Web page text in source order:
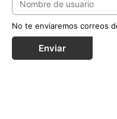
No te enviaremos correos
Enviar